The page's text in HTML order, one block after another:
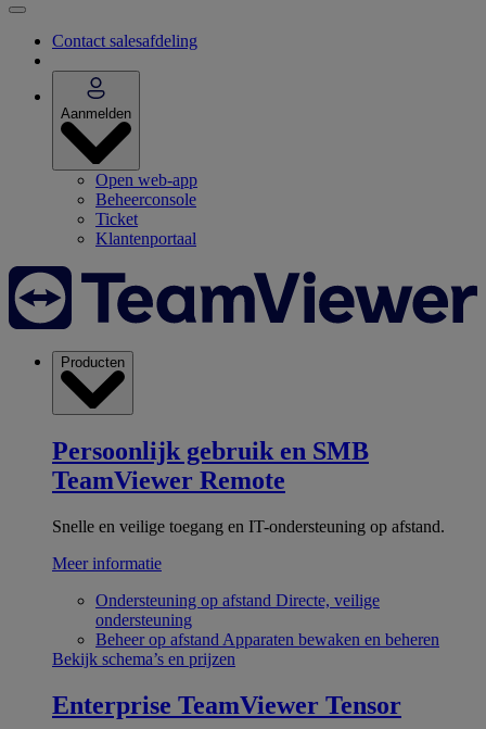
Contact salesafdeling
Aanmelden
Open web-app
Beheerconsole
Ticket
Klantenportaal
Producten
Persoonlijk gebruik en SMB
TeamViewer Remote
Snelle en veilige toegang en IT-ondersteuning op afstand.
Meer informatie
Ondersteuning op afstand Directe, veilige
ondersteuning
Beheer op afstand Apparaten bewaken en beheren
Bekijk schema’s en prijzen
Enterprise TeamViewer Tensor